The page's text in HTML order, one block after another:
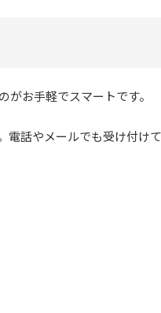
お手軽でスマートです。
話やメールでも受け付けて